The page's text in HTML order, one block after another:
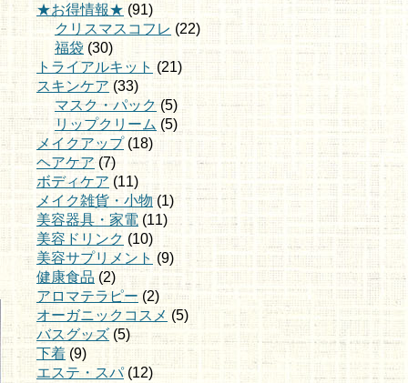
★お得情報★(91)
クリスマスコフレ (22)
福袋 (30)
トライアルキット (21)
スキンケア (33)
マスク・パック(5)
リップクリーム (5)
メイクアップ(18)
ヘアケア(7)
ボディケア (11)
メイク雑貨・小物(1)
美容器具・家電 (11)
美容ドリンク (10)
美容サプリメント (9)
健康食品 (2)
アロマテラピー (2)
オーガニックコスメ (5)
バスグッズ (5)
下着 (9)
エステ・スパ(12)